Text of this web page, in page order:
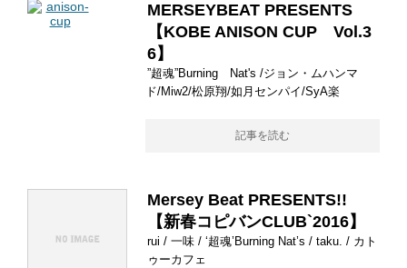
MERSEYBEAT PRESENTS
【KOBE ANISON CUP Vol.3
6】
”超魂”Burning Nat's /ジョン・ムハンマ
ド/Miw2/松原翔/如月センパイ/SyA楽
記事を読む
Mersey Beat PRESENTS!!
【新春コピバンCLUB`2016】
rui / 一味 / ‘超魂’Burning Nat’s / taku. / カト
ゥーカフェ